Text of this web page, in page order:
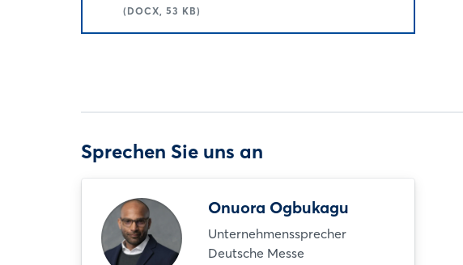
(DOCX, 53 KB)
Sprechen Sie uns an
Onuora Ogbukagu
Unternehmenssprecher
Deutsche Messe